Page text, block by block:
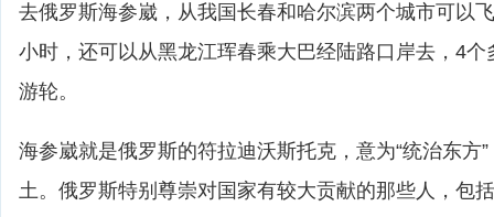
去俄罗斯海参崴，从我国长春和哈尔滨两个城市可以
小时，还可以从黑龙江珲春乘大巴经陆路口岸去，4
游轮。
海参崴就是俄罗斯的符拉迪沃斯托克，意为“统治东方
土。俄罗斯特别尊崇对国家有较大贡献的那些人，包